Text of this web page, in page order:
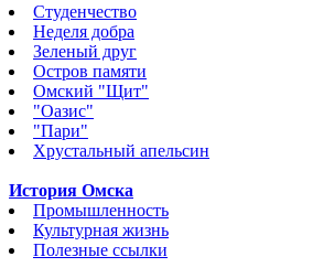
Студенчество
Неделя добра
Зеленый друг
Остров памяти
Омский "Щит"
"Оазис"
"Пари"
Хрустальный апельсин
История Омска
Промышленность
Культурная жизнь
Полезные ссылки